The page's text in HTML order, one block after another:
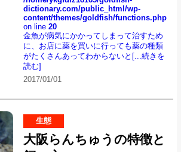
dictionary.com/public_html/wp-
content/themes/goldfish/functions.php
on line20
金魚が病気にかかってしまって治すため
に、お店に薬を買いに行っても薬の種類
がたくさんあってわからないと [...続きを
読む]
2017/01/01
生態
大阪らんちゅうの特徴と